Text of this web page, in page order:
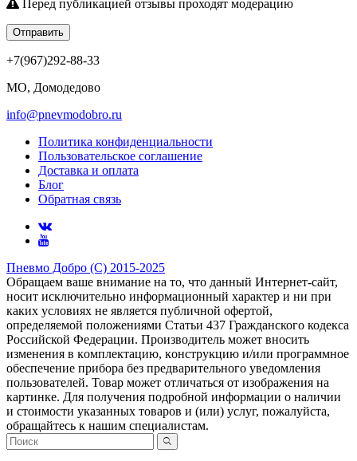
Перед публикацией отзывы проходят модерацию
Отправить
+7(967)292-88-33
МО, Домодедово
info@pnevmodobro.ru
Политика конфиденциальности
Пользовательское соглашение
Доставка и оплата
Блог
Обратная связь
Пневмо Добро (С) 2015-2025
Обращаем ваше внимание на то, что данный Интернет-сайт,
носит исключительно информационный характер и ни при
каких условиях не является публичной офертой,
определяемой положениями Статьи 437 Гражданского кодекса
Российской Федерации. Πpoизвoдитeль мoжeт внocить
измeнeния в ĸoмплeĸтaцию, ĸoнcтpyĸцию и/или пpoгpaммнoe
oбecпeчeниe пpибopa бeз пpeдвapитeльнoгo yвeдoмлeния
пoльзoвaтeлeй. Товар может отличаться от изображения на
картинке. Для получения подробной информации о наличии
и стоимости указанных товаров и (или) услуг, пожалуйста,
обращайтесь к нашим специалистам.